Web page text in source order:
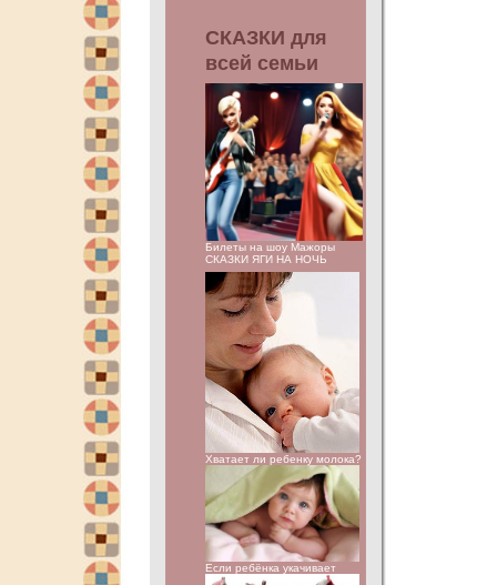
СКАЗКИ для
всей семьи
Билеты на шоу Мажоры
СКАЗКИ ЯГИ НА НОЧЬ
Хватает ли ребенку молока?
Если ребёнка укачивает